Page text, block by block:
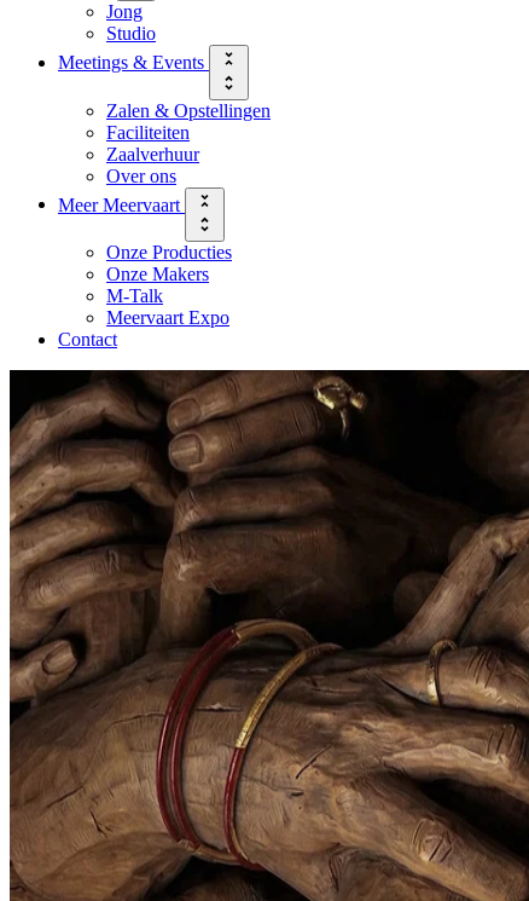
Jong
Studio
Meetings & Events
Zalen & Opstellingen
Faciliteiten
Zaalverhuur
Over ons
Meer Meervaart
Onze Producties
Onze Makers
M-Talk
Meervaart Expo
Contact